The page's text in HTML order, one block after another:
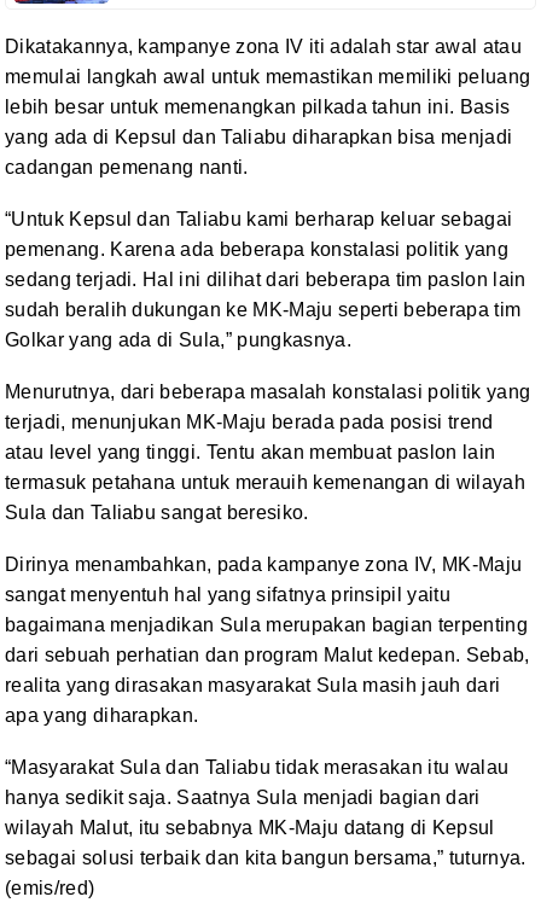
Dikatakannya, kampanye zona IV iti adalah star awal atau
memulai langkah awal untuk memastikan memiliki peluang
lebih besar untuk memenangkan pilkada tahun ini. Basis
yang ada di Kepsul dan Taliabu diharapkan bisa menjadi
cadangan pemenang nanti.
“Untuk Kepsul dan Taliabu kami berharap keluar sebagai
pemenang. Karena ada beberapa konstalasi politik yang
sedang terjadi. Hal ini dilihat dari beberapa tim paslon lain
sudah beralih dukungan ke MK-Maju seperti beberapa tim
Golkar yang ada di Sula,” pungkasnya.
Menurutnya, dari beberapa masalah konstalasi politik yang
terjadi, menunjukan MK-Maju berada pada posisi trend
atau level yang tinggi. Tentu akan membuat paslon lain
termasuk petahana untuk merauih kemenangan di wilayah
Sula dan Taliabu sangat beresiko.
Dirinya menambahkan, pada kampanye zona IV, MK-Maju
sangatmenyentuh hal yang sifatnya prinsipil yaitu
bagaimana menjadikan Sula merupakan bagian terpenting
dari sebuah perhatian dan program Malut kedepan. Sebab,
realita yang dirasakan masyarakat Sula masih jauh dari
apa yang diharapkan.
“Masyarakat Sula dan Taliabu tidak merasakan itu walau
hanya sedikit saja. Saatnya Sula menjadi bagian dari
wilayah Malut, itu sebabnya MK-Maju datang di Kepsul
sebagai solusi terbaik dan kita bangun bersama,” tuturnya.
(emis/red)